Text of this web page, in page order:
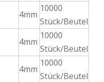
4mm
10000
Stück/Beutel
4mm
10000
Stück/Beutel
4mm
10000
Stück/Beutel